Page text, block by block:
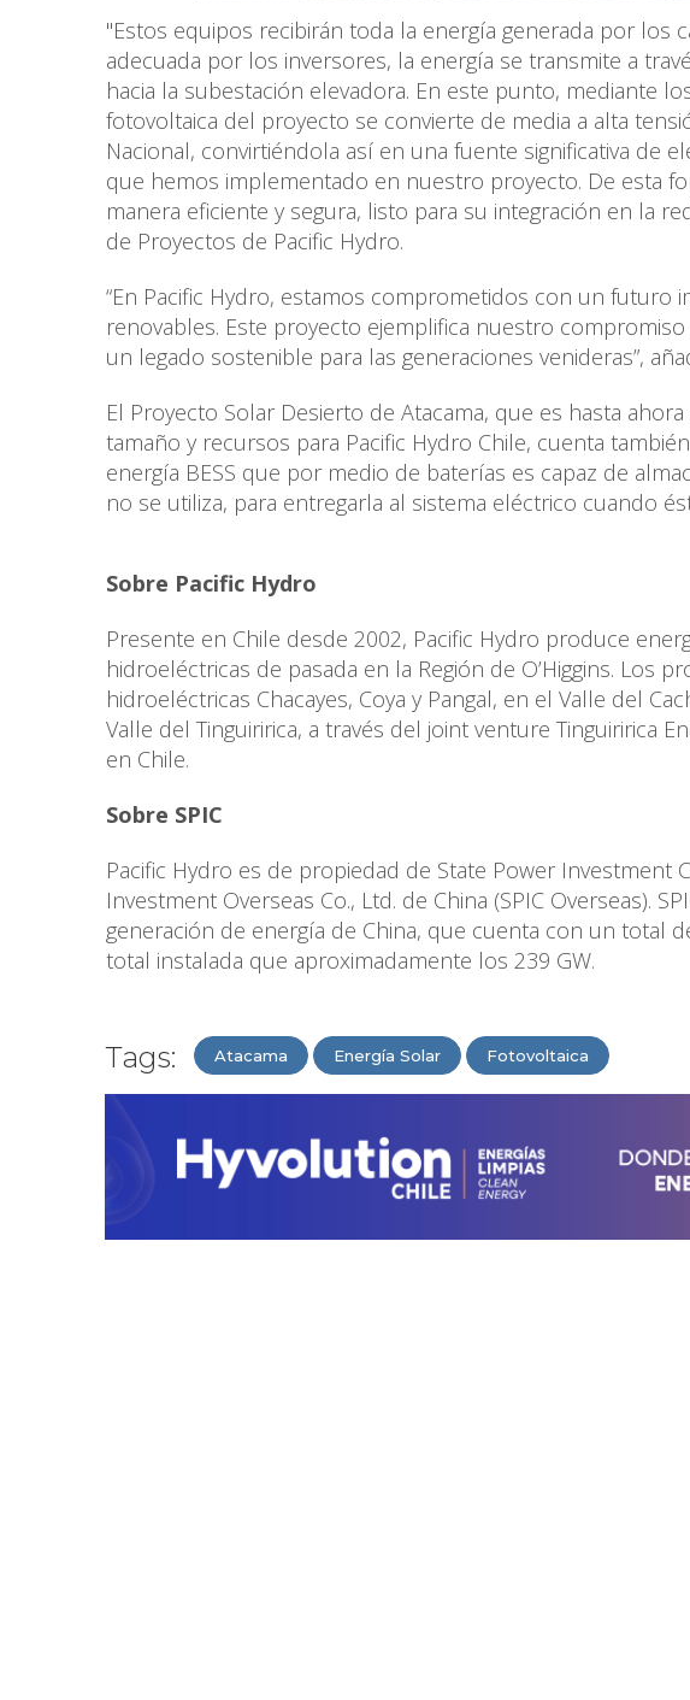
"Estos equipos recibirán toda la energía generada por los
adecuada por los inversores, la energía se transmite a
hacia la subestación elevadora. En este punto, mediante
fotovoltaica del proyecto se convierte de media a alta
Nacional, convirtiéndola así en una fuente significativa de
que hemos implementado en nuestro proyecto. De esta
manera eficiente y segura, listo para su integración en la
de Proyectos de Pacific Hydro.
“En Pacific Hydro, estamos comprometidos con un futuro
renovables. Este proyecto ejemplifica nuestro
un legado sostenible para las generaciones venideras”,
El Proyecto Solar Desierto de Atacama, que es hasta
tamaño y recursos para Pacific Hydro Chile, cuenta
energía BESS que por medio de baterías es capaz de
no se utiliza, para entregarla al sistema eléctrico cuando
Sobre Pacific Hydro
Presente en Chile desde 2002, Pacific Hydro produce
hidroeléctricas de pasada en la Región de O’Higgins. Los
hidroeléctricas Chacayes, Coya y Pangal, en el Valle del
Valle del Tinguiririca, a través del joint venture Tinguiririca
en Chile.
Sobre SPIC
Pacific Hydro es de propiedad de State Power Investment
Investment Overseas Co., Ltd. de China (SPIC Overseas).
generación de energía de China, que cuenta con un total
total instalada que aproximadamente los 239 GW.
Tags: Atacama Energía Solar Fotovoltaica